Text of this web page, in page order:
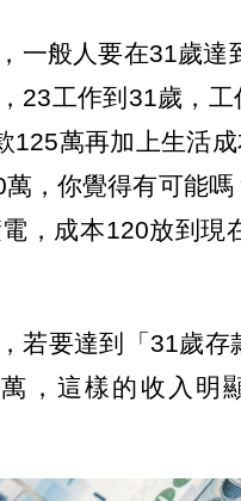
一般人要在31歲
23工作到31歲，
125萬再加上生活
，你覺得有可能
，成本120放到現
若要達到「31歲存
，這樣的收入明